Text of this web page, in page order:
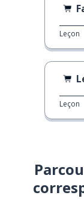
Leçon
Leçon